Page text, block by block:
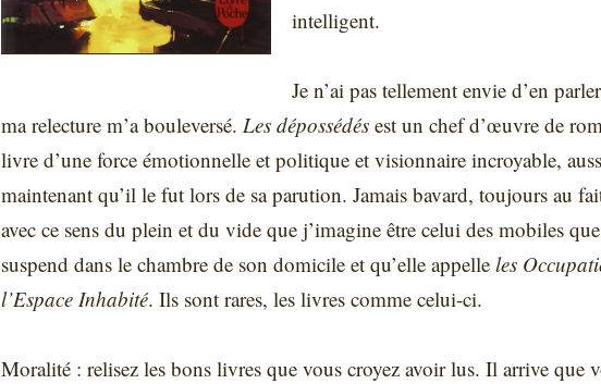
intelligent.
Je n’ai pas tellement envie d’en
ma relecture m’a bouleversé. Les dépossédés est un chef d’œuvre de
livre d’une force émotionnelle et politique et visionnaire incroyable,
maintenant qu’il le fut lors de sa parution. Jamais bavard, toujours au
avec ce sens du plein et du vide que j’imagine être celui des mobiles
suspend dans le chambre de son domicile et qu’elle appelleles
l’Espace Inhabité. Ils sont rares, les livres comme celui-ci.
Moralité : relisez les bons livres que vous croyez avoir lus. Il arrive que